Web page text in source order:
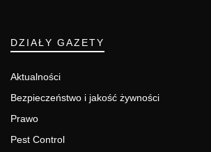
DZIAŁY GAZETY
Aktualności
Bezpieczeństwo i jakość żywności
Prawo
Pest Control